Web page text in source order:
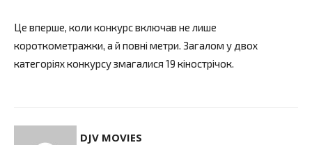
Це вперше, коли конкурс включав не лише
короткометражки, а й повні метри. Загалом у двох
категоріях конкурсу змагалися 19 кінострічок.
DJV MOVIES